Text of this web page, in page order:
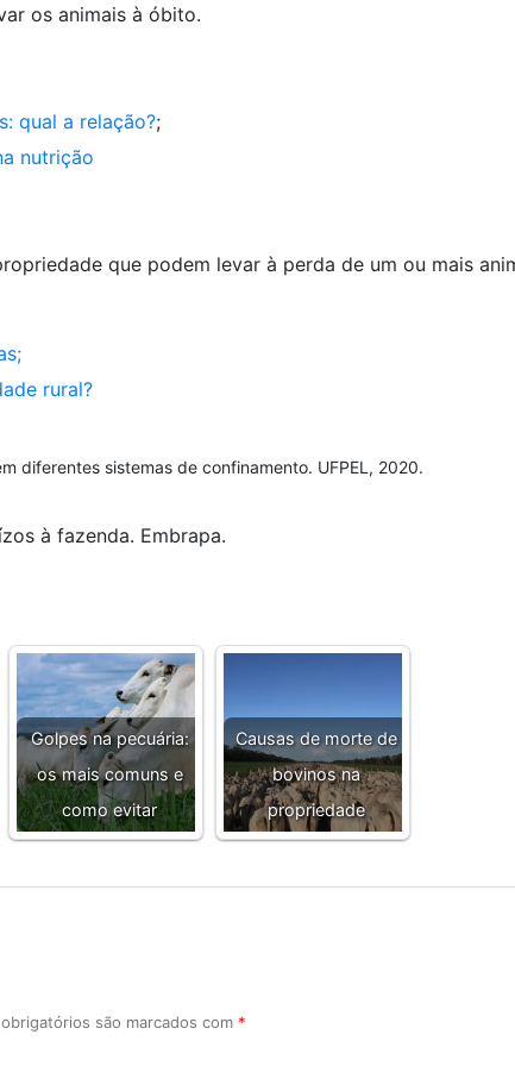
os animais à óbito.
qual a relação?;
nutrição
que podem levar à perda de um ou mais
rural?
diferentes sistemas de confinamento. UFPEL, 2020.
à fazenda. Embrapa.
Golpes na pecuária:
os mais comuns e
como evitar
Causas de morte de
bovinos na
propriedade
são marcados com *